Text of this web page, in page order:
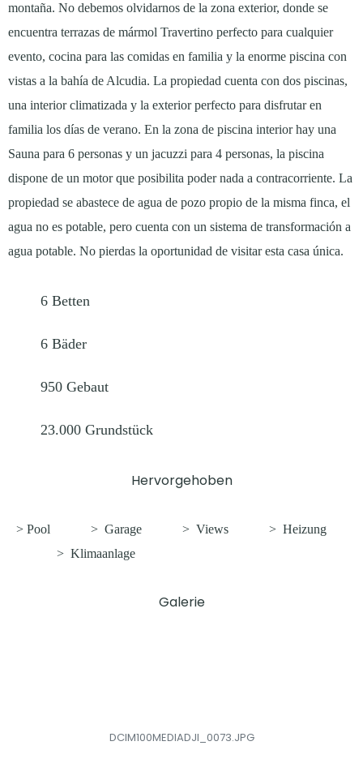
montaña. No debemos olvidarnos de la zona exterior, donde se
encuentra terrazas de mármol Travertino perfecto para cualquier
evento, cocina para las comidas en familia y la enorme piscina con
vistas a la bahía de Alcudia. La propiedad cuenta con dos piscinas,
una interior climatizada y la exterior perfecto para disfrutar en
familia los días de verano. En la zona de piscina interior hay una
Sauna para 6 personas y un jacuzzi para 4 personas, la piscina
dispone de un motor que posibilita poder nada a contracorriente. La
propiedad se abastece de agua de pozo propio de la misma finca, el
agua no es potable, pero cuenta con un sistema de transformación a
agua potable. No pierdas la oportunidad de visitar esta casa única.
6 Betten
6 Bäder
950 Gebaut
23.000 Grundstück
Hervorgehoben
> Pool > Garage > Views > Heizung
> Klimaanlage
Galerie
DCIM100MEDIADJI_0073.JPG